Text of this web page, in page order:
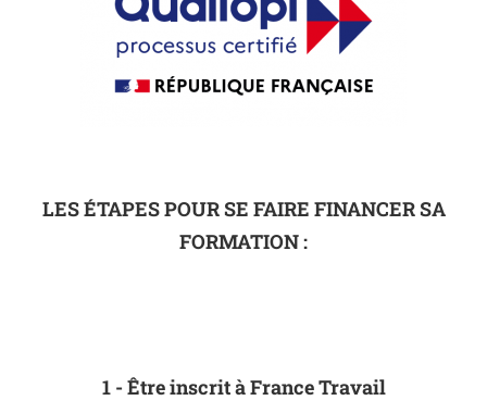
LES ÉTAPES POUR SE FAIRE FINANCER SA
FORMATION :
1 - Être inscrit à France Travail